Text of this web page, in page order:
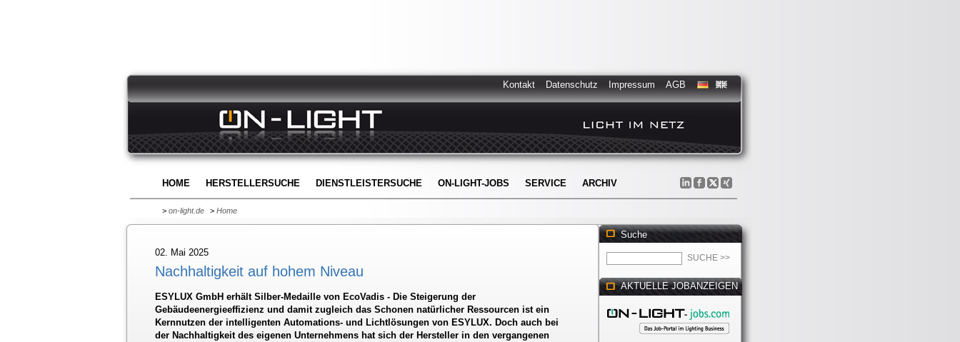
Kontakt Datenschutz Impressum AGB
HOME HERSTELLERSUCHE DIENSTLEISTERSUCHE ON-LIGHT-JOBS SERVICE ARCHIV
> on-light.de > Home
02. Mai 2025
Nachhaltigkeit auf hohem Niveau
ESYLUX GmbH erhält Silber-Medaille von EcoVadis - Die Steigerung der
Gebäudeenergieeffizienz und damit zugleich das Schonen natürlicher Ressourcen ist ein
Kernnutzen der intelligenten Automations- und Lichtlösungen von ESYLUX. Doch auch bei
der Nachhaltigkeit des eigenen Unternehmens hat sich der Hersteller in den vergangenen
Suche
AKTUELLE JOBANZEIGEN